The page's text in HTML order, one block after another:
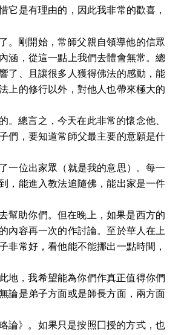
它是有理由的，因此我非常的歡喜，
。剛開始，常師父親自領導他的信眾
涵，從這一點上我們去體會無常。總
了、且讓很多人獲得佛法的感動，能
上的修行以外，對他人也帶來極大的
。總言之，今天在此非常的懷念他、
們，要知道常師父最主要的意願是什
一位出家眾（就是我的意思）。每一
，能進入教法追隨佛，能出家是一件
幫助你們。但在晚上，如果是西方的
內容再一次的作討論。至於華人在上
非常好，看他能不能挪出一點時間，
地，我希望能為你們作真正值得你們
論是弟子方面或是師長方面，兩方面
論》。如果只是按照囗授的方式，也